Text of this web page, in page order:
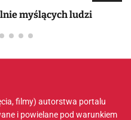
myślących ludzi
filmy) autorstwa portalu
i powielane pod warunkiem